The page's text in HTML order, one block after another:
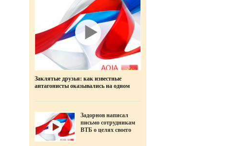
Заклятые друзья: как известные
антагонисты оказывались на одном
Задорнов написал
письмо сотрудникам
ВТБ о целях своего